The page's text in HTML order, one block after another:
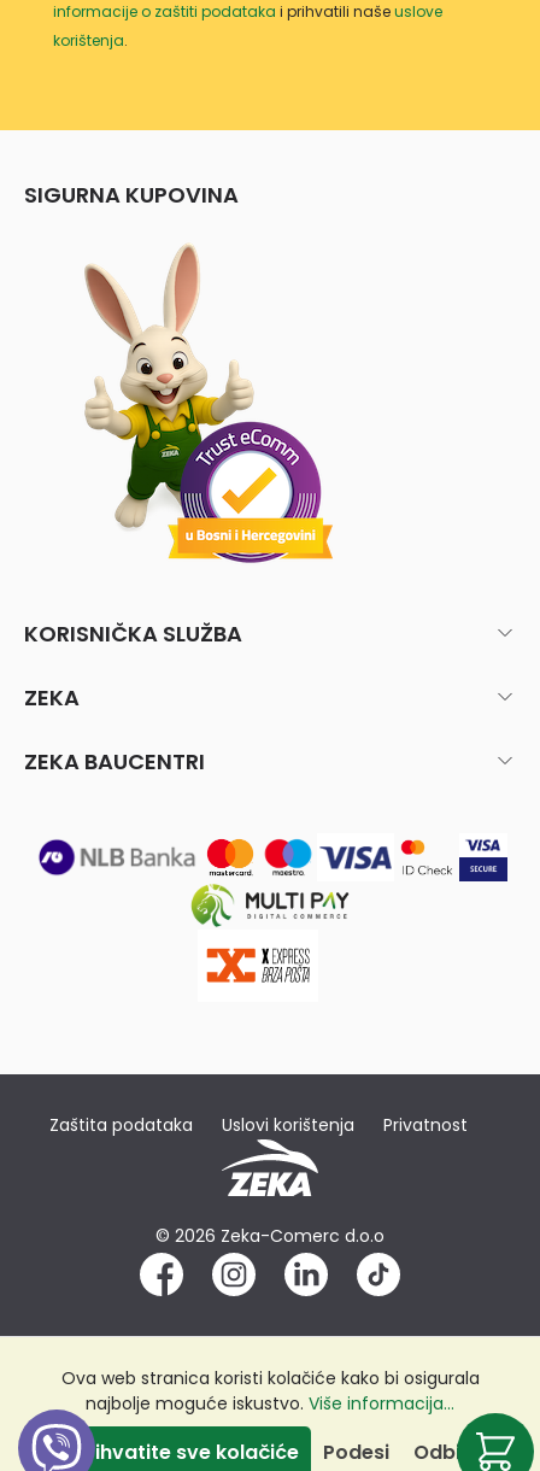
informacije o zaštiti podataka i prihvatili našeuslove
korištenja.
SIGURNA KUPOVINA
KORISNIČKA SLUŽBA
ZEKA
ZEKA BAUCENTRI
Zaštita podataka Uslovi korištenja Privatnost
© 2026 Zeka-Comerc d.o.o
Ova web stranica koristi kolačiće kako bi osigurala
najbolje moguće iskustvo. Više informacija...
Odbij
Podesi
Prihvatite sve kolačiće